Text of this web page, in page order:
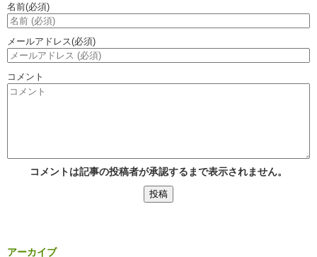
名前(必須)
メールアドレス(必須)
コメント
コメントは記事の投稿者が承認するまで表示されません。
アーカイブ